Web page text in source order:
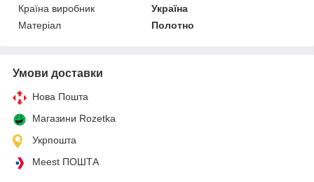
Країна виробник
Україна
Матеріал
Полотно
Умови доставки
Нова Пошта
Магазини Rozetka
Укрпошта
Meest ПОШТА